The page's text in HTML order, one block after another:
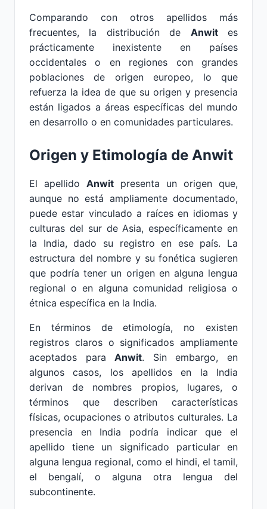
Comparando con otros apellidos más
frecuentes, la distribución de Anwites
prácticamente inexistente en países
occidentales o en regiones con grandes
poblaciones de origen europeo, lo que
refuerza la idea de que su origen y presencia
están ligados a áreas específicas del mundo
en desarrollo o en comunidades particulares.
Origen y Etimología de Anwit
El apellido Anwit presenta un origen que,
aunque no está ampliamente documentado,
puede estar vinculado a raíces en idiomas y
culturas del sur de Asia, específicamente en
la India, dado su registro en ese país. La
estructura del nombre y su fonética sugieren
que podría tener un origen en alguna lengua
regional o en alguna comunidad religiosa o
étnica específica en la India.
En términos de etimología, no existen
registros claros o significados ampliamente
aceptados paraAnwit. Sin embargo, en
algunos casos, los apellidos en la India
derivan de nombres propios, lugares, o
términos que describen características
físicas, ocupaciones o atributos culturales. La
presencia en India podría indicar que el
apellido tiene un significado particular en
alguna lengua regional, como el hindi, el tamil,
el bengalí, o alguna otra lengua del
subcontinente.